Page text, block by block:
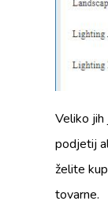
Veliko jih
podjetij
želite
tovarne.